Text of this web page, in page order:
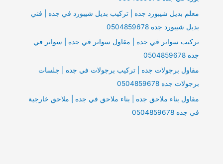
معلم بديل شيبورد جده | تركيب بديل شيبورد في جده | فني
بديل شيبورد جده 0504859678
تركيب سواتر في جده | مقاول سواتر في جده | سواتر في
جده 0504859678
مقاول برجولات جده | تركيب برجولات في جده | جلسات
برجولات جده 0504859678
مقاول بناء ملاحق جده | بناء ملاحق في جده | ملاحق خارجية
في جده 0504859678